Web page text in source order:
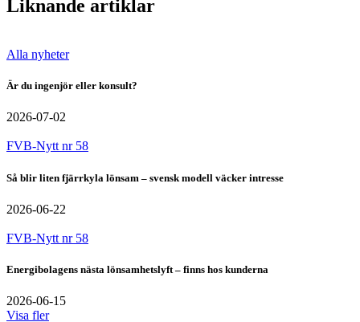
Liknande artiklar
Alla nyheter
Är du ingenjör eller konsult?
2026-07-02
FVB-Nytt nr 58
Så blir liten fjärrkyla lönsam – svensk modell väcker intresse
2026-06-22
FVB-Nytt nr 58
Energibolagens nästa lönsamhetslyft – finns hos kunderna
2026-06-15
Visa fler